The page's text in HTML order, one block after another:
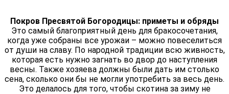
Покров Пресвятой Богородицы: приметы и обряды
Это самый благоприятный день для бракосочетания,
когда уже собраны все урожаи – можно повеселиться
от души на славу. По народной традиции всю живность,
которая есть нужно загнать во двор до наступления
весны. Также хозяева должны были дать им столько
сена, сколько они бы не могли употребить за весь день.
Это делалось для того, чтобы скотина за зиму не